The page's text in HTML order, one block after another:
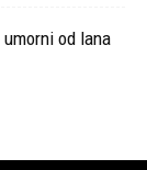
od lana